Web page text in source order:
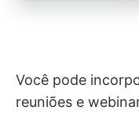
Você pode
reuniões e